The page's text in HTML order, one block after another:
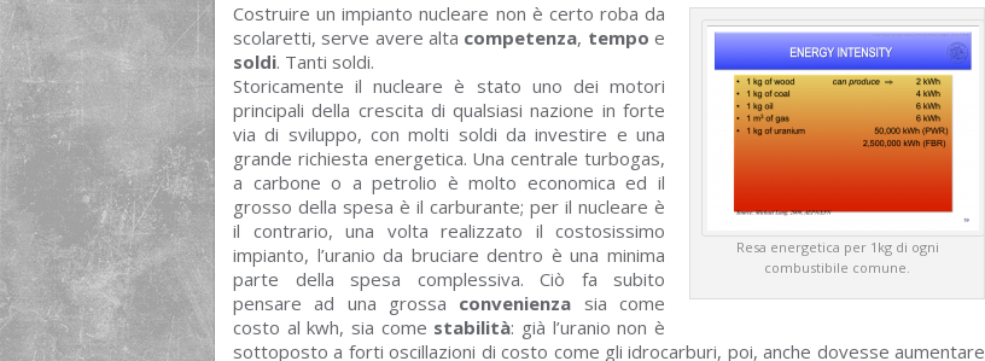
Resa energetica per 1kg di ogni
combustibile comune.
Costruire un impianto nucleare non è certo roba da
scolaretti, serve avere alta competenza, tempo e
soldi. Tanti soldi.
Storicamente il nucleare è stato uno dei motori
principali della crescita di qualsiasi nazione in forte
via di sviluppo, con molti soldi da investire e una
grande richiesta energetica. Una centrale turbogas,
a carbone o a petrolio è molto economica ed il
grosso della spesa è il carburante; per il nucleare è
il contrario, una volta realizzato il costosissimo
impianto, l’uranio da bruciare dentro è una minima
parte della spesa complessiva. Ciò fa subito
pensare ad una grossa convenienza sia come
costo al kwh, sia come stabilità: già l’uranio non è
sottoposto a forti oscillazioni di costo come gli idrocarburi, poi, anche dovesse aumentare